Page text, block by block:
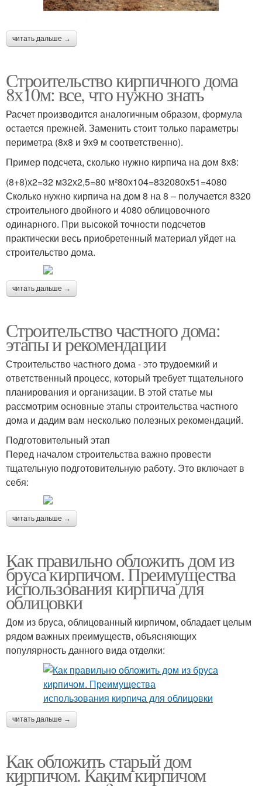
читать дальше →
Строительство кирпичного дома
8х10м: все, что нужно знать
Расчет производится аналогичным образом, формула
остается прежней. Заменить стоит только параметры
периметра (8х8 и 9х9 м соответственно).
Пример подсчета, сколько нужно кирпича на дом 8х8:
(8+8)х2=32 м32х2,5=80 м²80х104=832080х51=4080
Сколько нужно кирпича на дом 8 на 8 – получается 8320
строительного двойного и 4080 облицовочного
одинарного. При высокой точности подсчетов
практически весь приобретенный материал уйдет на
строительство дома.
читать дальше →
Строительство частного дома:
этапы и рекомендации
Строительство частного дома - это трудоемкий и
ответственный процесс, который требует тщательного
планирования и организации. В этой статье мы
рассмотрим основные этапы строительства частного
дома и дадим вам несколько полезных рекомендаций.
Подготовительный этап
Перед началом строительства важно провести
тщательную подготовительную работу. Это включает в
себя:
читать дальше →
Как правильно обложить дом из
бруса кирпичом. Преимущества
использования кирпича для
облицовки
Дом из бруса, облицованный кирпичом, обладает целым
рядом важных преимуществ, объясняющих
популярность данного вида отделки:
читать дальше →
Как обложить старый дом
кирпичом. Каким кирпичом